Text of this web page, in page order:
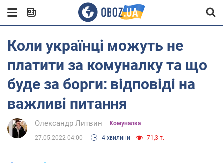
Коли українці можуть не
платити за комуналку та що
буде за борги: відповіді на
важливі питання
Олександр Литвин Комуналка
27.05.2022 04:00 4 хвилини 71,3 т.